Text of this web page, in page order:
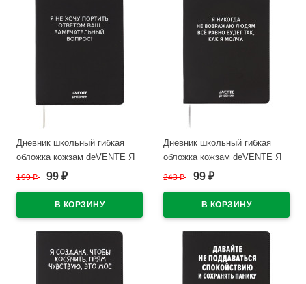
Дневник школьный гибкая
обложка кожзам deVENTE Я
не хочу портить Ваш вопрос!
ляссе арт.2222544
199₽ 99 ₽
Дневник школьный гибкая
обложка кожзам deVENTE Я
никогда не возражаю людям
арт.2222574
243₽ 99 ₽